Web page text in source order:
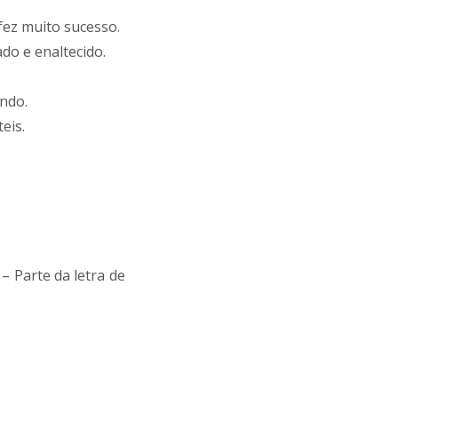
muito sucesso.
e enaltecido.
Parte da letra de